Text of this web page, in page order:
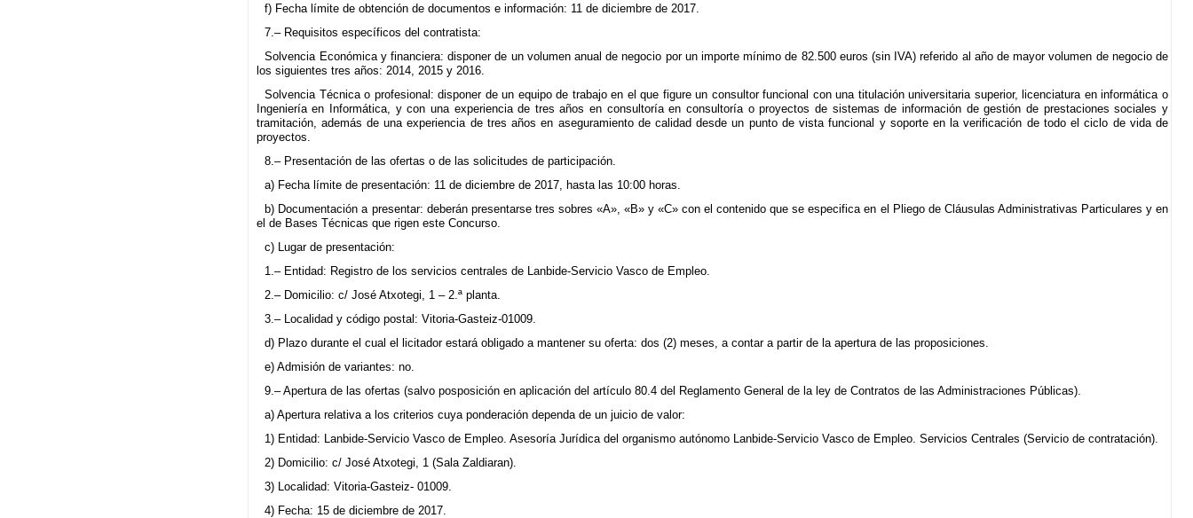
f) Fecha límite de obtención de documentos e información: 11 de diciembre de 2017.
7.– Requisitos específicos del contratista:
Solvencia Económica y financiera: disponer de un volumen anual de negocio por un importe mínimo de 82.500 euros (sin IVA) referido al año de mayor volumen de negocio de
los siguientes tres años: 2014, 2015 y 2016.
Solvencia Técnica o profesional: disponer de un equipo de trabajo en el que figure un consultor funcional con una titulación universitaria superior, licenciatura en informática o
Ingeniería en Informática, y con una experiencia de tres años en consultoría en consultoría o proyectos de sistemas de información de gestión de prestaciones sociales y
tramitación, además de una experiencia de tres años en aseguramiento de calidad desde un punto de vista funcional y soporte en la verificación de todo el ciclo de vida de
proyectos.
8.– Presentación de las ofertas o de las solicitudes de participación.
a) Fecha límite de presentación: 11 de diciembre de 2017, hasta las 10:00 horas.
b) Documentación a presentar: deberán presentarse tres sobres «A», «B» y «C» con el contenido que se especifica en el Pliego de Cláusulas Administrativas Particulares y en
el de Bases Técnicas que rigen este Concurso.
c) Lugar de presentación:
1.– Entidad: Registro de los servicios centrales de Lanbide-Servicio Vasco de Empleo.
2.– Domicilio: c/ José Atxotegi, 1 – 2.ª planta.
3.– Localidad y código postal: Vitoria-Gasteiz-01009.
d) Plazo durante el cual el licitador estará obligado a mantener su oferta: dos (2) meses, a contar a partir de la apertura de las proposiciones.
e) Admisión de variantes: no.
9.– Apertura de las ofertas (salvo posposición en aplicación del artículo 80.4 del Reglamento General de la ley de Contratos de las Administraciones Públicas).
a) Apertura relativa a los criterios cuya ponderación dependa de un juicio de valor:
1) Entidad: Lanbide-Servicio Vasco de Empleo. Asesoría Jurídica del organismo autónomo Lanbide-Servicio Vasco de Empleo. Servicios Centrales (Servicio de contratación).
2) Domicilio: c/ José Atxotegi, 1 (Sala Zaldiaran).
3) Localidad: Vitoria-Gasteiz- 01009.
4) Fecha: 15 de diciembre de 2017.